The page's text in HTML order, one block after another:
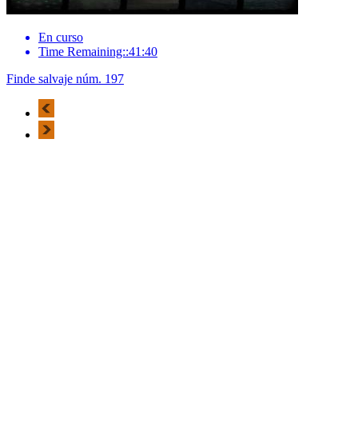
En curso
Time Remaining::41:40
Finde salvaje núm. 197